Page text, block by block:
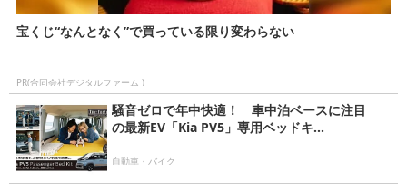
宝くじ“なんとなく”で買っている限り変わらない
PR(合同会社デジタルファーム )
騒音ゼロで年中快適！ 車中泊ベースに注目
の最新EV「Kia PV5」専用ベッドキ...
自動車・バイク